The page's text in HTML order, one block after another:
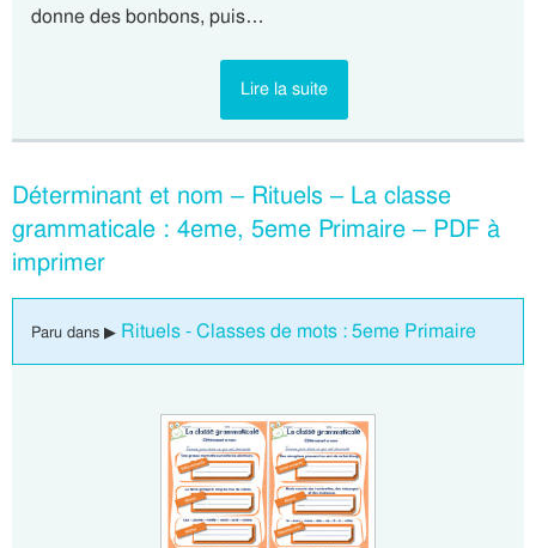
donne des bonbons, puis…
Lire la suite
Déterminant et nom – Rituels – La classe
grammaticale : 4eme, 5eme Primaire – PDF à
imprimer
Paru dans ▶ Rituels - Classes de mots : 5eme Primaire